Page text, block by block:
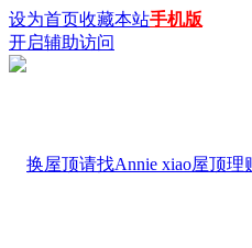
设为首页收藏本站手机版
开启辅助访问